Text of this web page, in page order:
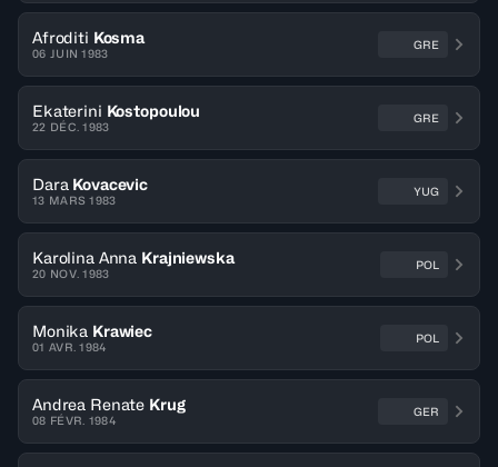
Afroditi Kosma
06 JUIN 1983
GRE
Ekaterini Kostopoulou
22 DÉC. 1983
GRE
Dara Kovacevic
13 MARS 1983
YUG
Karolina Anna Krajniewska
20 NOV. 1983
POL
Monika Krawiec
01 AVR. 1984
POL
Andrea Renate Krug
08 FÉVR. 1984
GER